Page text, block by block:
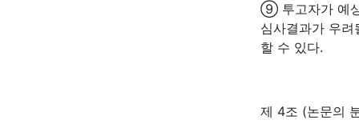
⑨ 투고자가 예
심사결과가 우
할 수 있다.
제 4조 (논문의